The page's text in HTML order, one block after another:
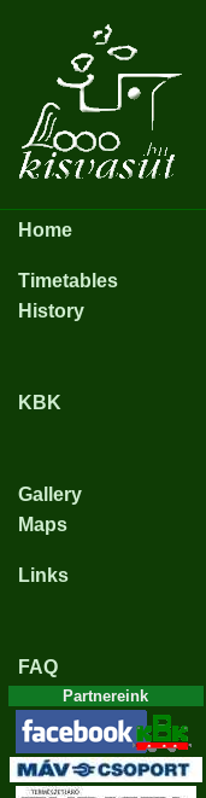
Home
Timetables
History
KBK
Gallery
Maps
Links
FAQ
Partnereink